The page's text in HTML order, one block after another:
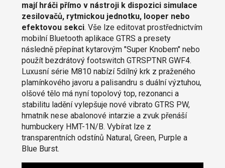
mají hráči přímo v nástroji k dispozici simulace
zesilovačů, rytmickou jednotku, looper nebo
efektovou sekci. Vše lze editovat prostřednictvím
mobilní Bluetooth aplikace GTRS a presety
následně přepínat kytarovým "Super Knobem" nebo
použít bezdrátový footswitch GTRSPTNR GWF4.
Luxusní série M810 nabízí 5dílný krk z praženého
plamínkového javoru a palisandru s duální výztuhou,
olšové tělo má nyní topolový top, rezonanci a
stabilitu ladění vylepšuje nové vibrato GTRS PW,
hmatník nese abalonové intarzie a zvuk přenáší
humbuckery HMT-1N/B. Vybírat lze z
transparentních odstínů Natural, Green, Purple a
Blue Burst.